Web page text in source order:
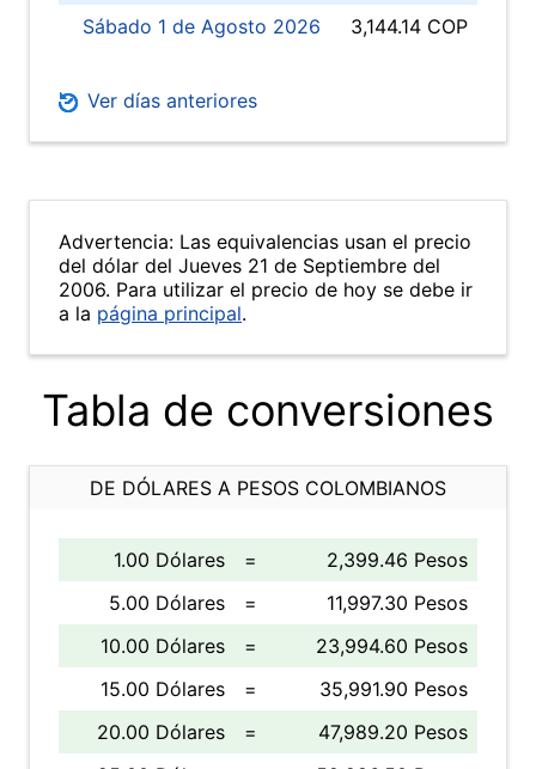
Sábado 1 de Agosto 2026 3,144.14 COP
Ver días anteriores
Advertencia: Las equivalencias usan el precio
del dólar del Jueves 21 de Septiembre del
2006. Para utilizar el precio de hoy se debe ir
a la página principal.
Tabla de conversiones
DE DÓLARES A PESOS COLOMBIANOS
1.00 Dólares =
2,399.46 Pesos
5.00 Dólares
=
11,997.30 Pesos
10.00 Dólares
=
23,994.60 Pesos
15.00 Dólares
=
35,991.90 Pesos
20.00 Dólares
=
47,989.20 Pesos